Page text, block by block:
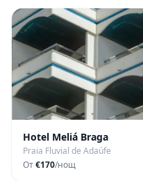
Hotel Meliá Braga
Praia Fluvial de Adaúfe
От€170/нощ